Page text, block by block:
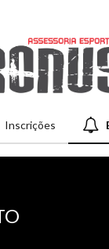
Inscrições